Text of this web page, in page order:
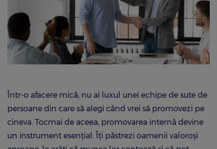
Într-o afacere mică, nu ai luxul unei echipe de sute de
persoane din care să alegi când vrei să promovezi pe
cineva. Tocmai de aceea, promovarea internă devine
un instrument esențial. Îți păstrezi oamenii valoroși